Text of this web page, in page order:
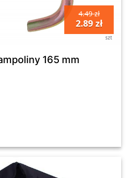
4.49 zł
2.89 zł
szt
165 mm